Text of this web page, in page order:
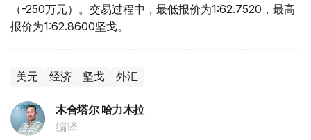
（-250万元）。交易过程中，最低报价为1:62.7520，最高
报价为1:62.8600坚戈。
美元 经济 坚戈 外汇
木合塔尔 哈力木拉
编译